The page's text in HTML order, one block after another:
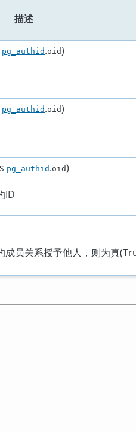
描述
pg_authid .oid)
pg_authid .oid)
pg_authid .oid)
ID
成员关系授予他人，则为真